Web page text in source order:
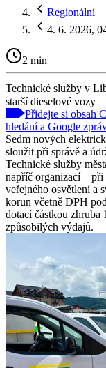
Regionální
4. 6. 2026,
2 min
Technické služby v
starší dieselové vozy
Přidejte si obsah
hledání a Google
Sedm nových
sloužit při správě a
Technické služby
napříč organizací –
veřejného osvětlení a
korun včetně DPH
dotací částkou
způsobilých výdajů.